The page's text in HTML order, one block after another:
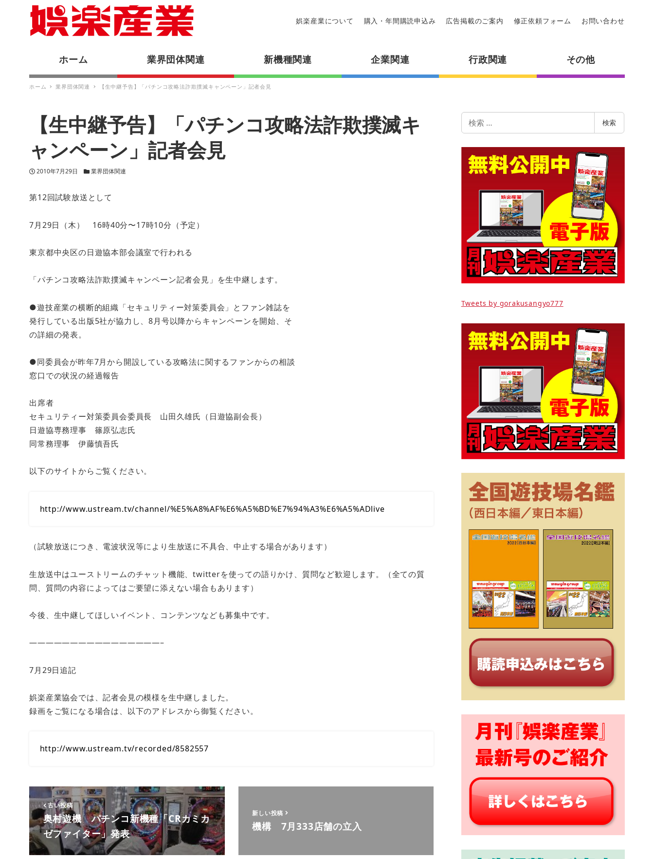
娯楽産業について 購入・年間購読申込み 広告掲載のご案内 修正依頼フォーム お問い合わせ
ホーム 業界団体関連 新機種関連 企業関連 行政関連 その他
ホーム 業界団体関連 【生中継予告】「パチンコ攻略法詐欺撲滅キャンペーン」記者会見
【生中継予告】「パチンコ攻略法詐欺撲滅キ
ャンペーン」記者会見
投稿日
2010年7月29日 カテゴリー
業界団体関連
第12回試験放送として
7月29日（木） 16時40分〜17時10分（予定）
東京都中央区の日遊協本部会議室で行われる
「パチンコ攻略法詐欺撲滅キャンペーン記者会見」を生中継します。
●遊技産業の横断的組織「セキュリティー対策委員会」とファン雑誌を
発行している出版5社が協力し、8月号以降からキャンペーンを開始、そ
の詳細の発表。
●同委員会が昨年7月から開設している攻略法に関するファンからの相談
窓口での状況の経過報告
出席者
セキュリティー対策委員会委員長 山田久雄氏（日遊協副会長）
日遊協専務理事 篠原弘志氏
同常務理事 伊藤慎吾氏
以下のサイトからご覧ください。
http://www.ustream.tv/channel/%E5%A8%AF%E6%A5%BD%E7%94%A3%E6%A5%ADlive
（試験放送につき、電波状況等により生放送に不具合、中止する場合があります）
生放送中はユーストリームのチャット機能、twitterを使っての語りかけ、質問など歓迎します。（全ての質
問、質問の内容によってはご要望に添えない場合もあります）
今後、生中継してほしいイベント、コンテンツなども募集中です。
————————————————–
7月29日追記
娯楽産業協会では、記者会見の模様を生中継しました。
録画をご覧になる場合は、以下のアドレスから御覧ください。
http://www.ustream.tv/recorded/8582557
古い投稿
奥村遊機 パチンコ新機種「CRカミカ
ゼファイター」発表
新しい投稿
機構 7月333店舗の立入
索
検索
Tweets by gorakusangyo777